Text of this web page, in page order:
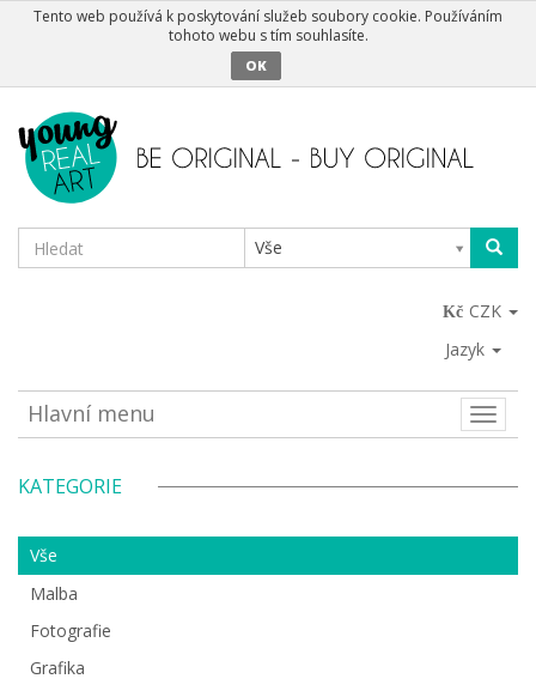
Tento web používá k poskytování služeb soubory cookie. Používáním
tohoto webu s tím souhlasíte.
OK
Vše
CZK
Jazyk
Toggle
Hlavní menu
KATEGORIE
Vše
Malba
Fotografie
Grafika